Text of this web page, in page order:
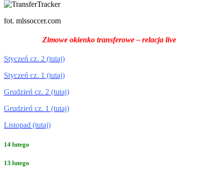
fot. mlssoccer.com
Zimowe okienko transferowe – relacja live
Styczeń cz. 2 (tutaj)
Styczeń cz. 1 (tutaj)
Grudzień cz. 2 (tutaj)
Grudzień cz. 1 (tutaj)
Listopad (tutaj)
14 lutego
13 lutego